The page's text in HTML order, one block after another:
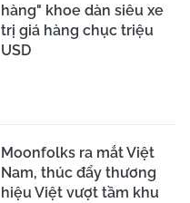
hàng" khoe dàn siêu xe
trị giá hàng chục triệu
USD
Moonfolks ra mắt Việt
Nam, thúc đẩy thương
hiệu Việt vượt tầm khu